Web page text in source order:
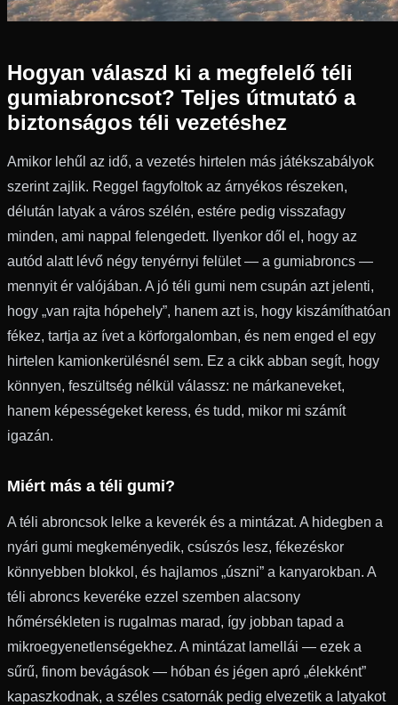
Hogyan válaszd ki a megfelelő téli
gumiabroncsot? Teljes útmutató a
biztonságos téli vezetéshez
Amikor lehűl az idő, a vezetés hirtelen más játékszabályok
szerint zajlik. Reggel fagyfoltok az árnyékos részeken,
délután latyak a város szélén, estére pedig visszafagy
minden, ami nappal felengedett. Ilyenkor dől el, hogy az
autód alatt lévő négy tenyérnyi felület — a gumiabroncs —
mennyit ér valójában. A jó téli gumi nem csupán azt jelenti,
hogy „van rajta hópehely”, hanem azt is, hogy kiszámíthatóan
fékez, tartja az ívet a körforgalomban, és nem enged el egy
hirtelen kamionkerülésnél sem. Ez a cikk abban segít, hogy
könnyen, feszültség nélkül válassz: ne márkaneveket,
hanem képességeket keress, és tudd, mikor mi számít
igazán.
Miért más a téli gumi?
A téli abroncsok lelke a keverék és a mintázat. A hidegben a
nyári gumi megkeményedik, csúszós lesz, fékezéskor
könnyebben blokkol, és hajlamos „úszni” a kanyarokban. A
téli abroncs keveréke ezzel szemben alacsony
hőmérsékleten is rugalmas marad, így jobban tapad a
mikroegyenetlenségekhez. A mintázat lamellái — ezek a
sűrű, finom bevágások — hóban és jégen apró „élekként”
kapaszkodnak, a széles csatornák pedig elvezetik a latyakot